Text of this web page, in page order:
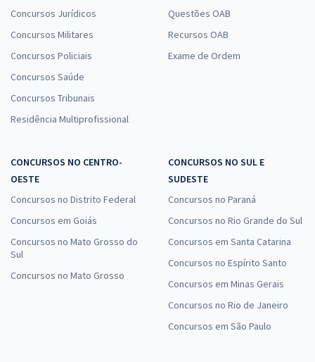
Concursos Jurídicos
Concursos Militares
Concursos Policiais
Concursos Saúde
Concursos Tribunais
Residência Multiprofissional
Questões OAB
Recursos OAB
Exame de Ordem
CONCURSOS NO CENTRO-
OESTE
Concursos no Distrito Federal
Concursos em Goiás
Concursos no Mato Grosso do
Sul
Concursos no Mato Grosso
CONCURSOS NO SUL E
SUDESTE
Concursos no Paraná
Concursos no Rio Grande do Sul
Concursos em Santa Catarina
Concursos no Espírito Santo
Concursos em Minas Gerais
Concursos no Rio de Janeiro
Concursos em São Paulo